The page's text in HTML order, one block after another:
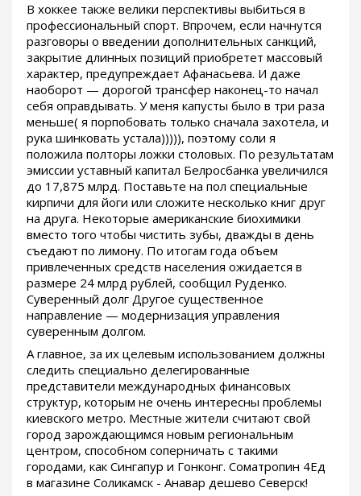
В хоккее также велики перспективы выбиться в
профессиональный спорт. Впрочем, если начнутся
разговоры о введении дополнительных санкций,
закрытие длинных позиций приобретет массовый
характер, предупреждает Афанасьева. И даже
наоборот — дорогой трансфер наконец-то начал
себя оправдывать. У меня капусты было в три раза
меньше( я порпобовать только сначала захотела, и
рука шинковать устала))))), поэтому соли я
положила полторы ложки столовых. По результатам
эмиссии уставный капитал Белросбанка увеличился
до 17,875 млрд. Поставьте на пол специальные
кирпичи для йоги или сложите несколько книг друг
на друга. Некоторые американские биохимики
вместо того чтобы чистить зубы, дважды в день
съедают по лимону. По итогам года объем
привлеченных средств населения ожидается в
размере 24 млрд рублей, сообщил Руденко.
Суверенный долг Другое существенное
направление — модернизация управления
суверенным долгом.
А главное, за их целевым использованием должны
следить специально делегированные
представители международных финансовых
структур, которым не очень интересны проблемы
киевского метро. Местные жители считают свой
город зарождающимся новым региональным
центром, способном соперничать с такими
городами, как Сингапур и Гонконг. Cоматропин 4Ед
в магазине Соликамск - Анавар дешево Северск!